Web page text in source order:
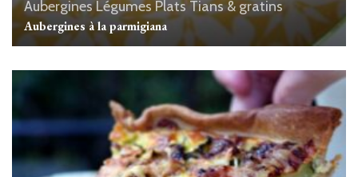
AuberginesLégumes Plats Tians & gratins
Aubergines à la parmigiana